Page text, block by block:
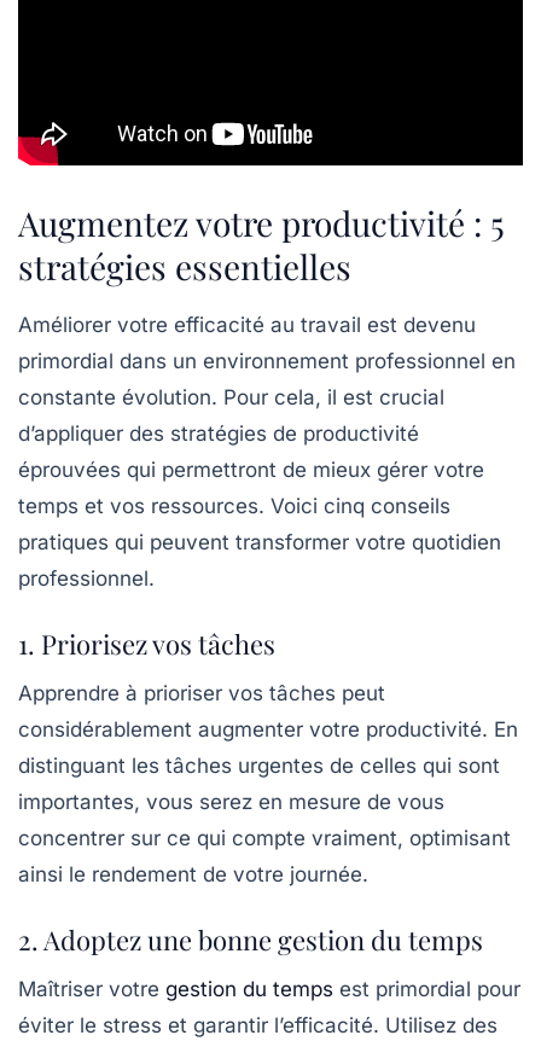
Augmentez votre productivité : 5
stratégies essentielles
Améliorer votre efficacité au travail est devenu
primordial dans un environnement professionnel en
constante évolution. Pour cela, il est crucial
d’appliquer des stratégies de productivité
éprouvées qui permettront de mieux gérer votre
temps et vos ressources. Voici cinq conseils
pratiques qui peuvent transformer votre quotidien
professionnel.
1. Priorisez vos tâches
Apprendre à prioriser vos tâches peut
considérablement augmenter votre productivité. En
distinguant les tâches urgentes de celles qui sont
importantes, vous serez en mesure de vous
concentrer sur ce qui compte vraiment, optimisant
ainsi le rendement de votre journée.
2. Adoptez une bonne gestion du temps
Maîtriser votre gestion du temps est primordial pour
éviter le stress et garantir l’efficacité. Utilisez des